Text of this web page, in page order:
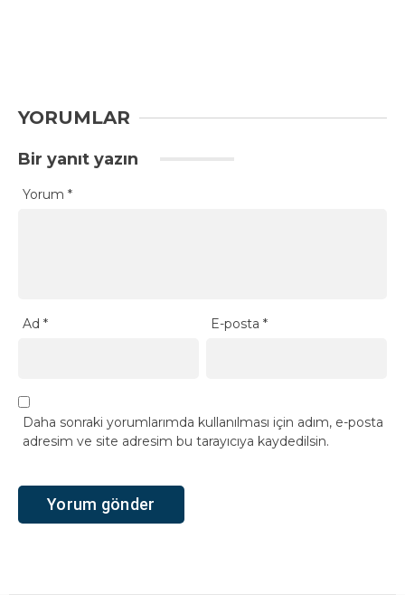
YORUMLAR
Bir yanıt yazın
Yorum *
Ad * E-posta*
Daha sonraki yorumlarımda kullanılması için adım, e-posta
adresim ve site adresim bu tarayıcıya kaydedilsin.